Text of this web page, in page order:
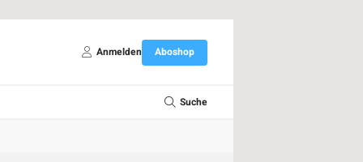
Anmelden Aboshop
Suche